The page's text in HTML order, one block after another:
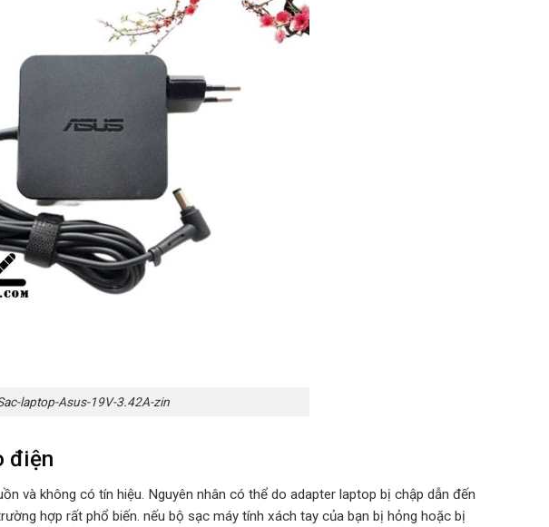
laptop-Asus-19V-3.42A-zin
điện
và không có tín hiệu. Nguyên nhân có thể do adapter laptop bị chập dẫn đến
hợp rất phổ biến. nếu bộ sạc máy tính xách tay của bạn bị hỏng hoặc bị